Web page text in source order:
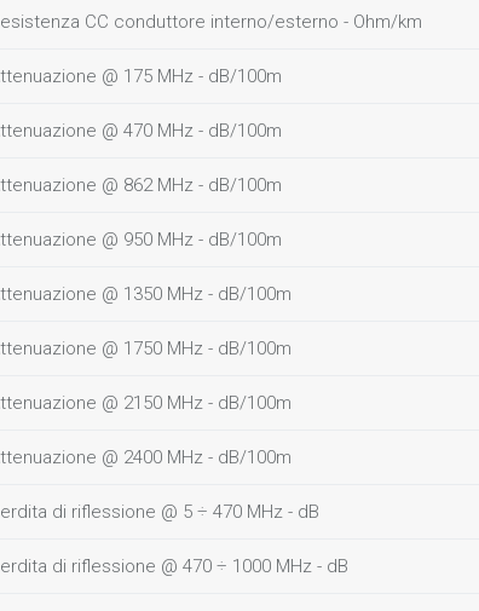
CC conduttore interno/esterno - Ohm/km
@ 175 MHz - dB/100m
@ 470 MHz - dB/100m
@ 862 MHz - dB/100m
@ 950 MHz - dB/100m
@ 1350 MHz - dB/100m
@ 1750 MHz - dB/100m
@ 2150 MHz - dB/100m
@ 2400 MHz - dB/100m
di riflessione @ 5 ÷ 470 MHz - dB
di riflessione @ 470 ÷ 1000 MHz - dB